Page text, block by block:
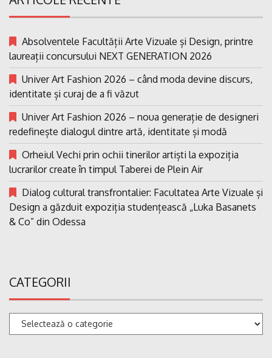
Absolventele Facultății Arte Vizuale și Design, printre
laureații concursului NEXT GENERATION 2026
Univer Art Fashion 2026 – când moda devine discurs,
identitate și curaj de a fi văzut
Univer Art Fashion 2026 – noua generație de designeri
redefinește dialogul dintre artă, identitate și modă
Orheiul Vechi prin ochii tinerilor artiști la expoziția
lucrarilor create în timpul Taberei de Plein Air
Dialog cultural transfrontalier: Facultatea Arte Vizuale și
Design a găzduit expoziția studențească „Luka Basanets
& Co” din Odessa
CATEGORII
Categorii